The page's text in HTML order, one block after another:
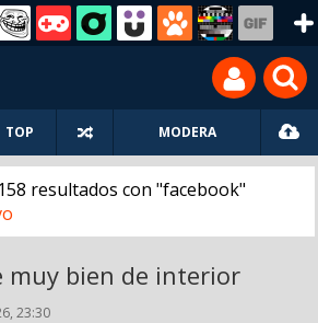
TOP MODERA
resultados con "facebook"
muy bien de interior
23:30